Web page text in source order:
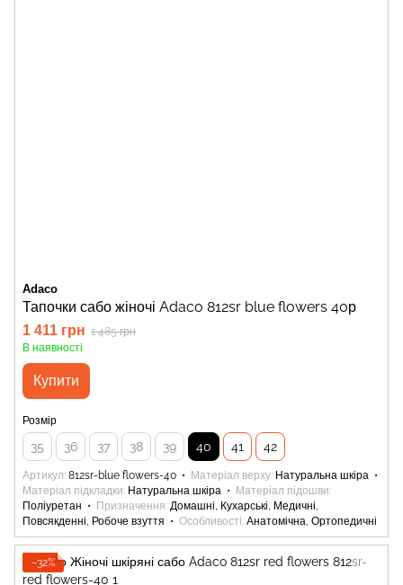
Adaco
Тапочки сабо жіночі Adaco 812sr blue flowers 40р
1 411 грн 1 485 грн
В наявності
Купити
Розмір
35 36 37 38 39 40 41 42
Артикул 812sr-blue flowers-40 Матеріал верху Натуральна шкіра
Матеріал підкладки Натуральна шкіра
Матеріал підошви
Поліуретан
Призначення Домашні, Кухарські, Медичні,
Повсякденні, Робоче взуття
Особливості Анатомічна, Ортопедичні
−32%